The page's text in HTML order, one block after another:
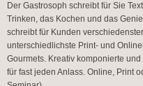
Der Gastrosoph schreibt für Sie
Trinken, das Kochen und das
schreibt für Kunden
unterschiedlichste Print- und
Gourmets. Kreativ komponierte
für fast jeden Anlass. Online, Print